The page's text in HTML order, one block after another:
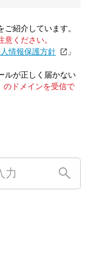
紹介しています。
ください。
情報保護方針
」
ルが正しく届かない
のドメインを受信で